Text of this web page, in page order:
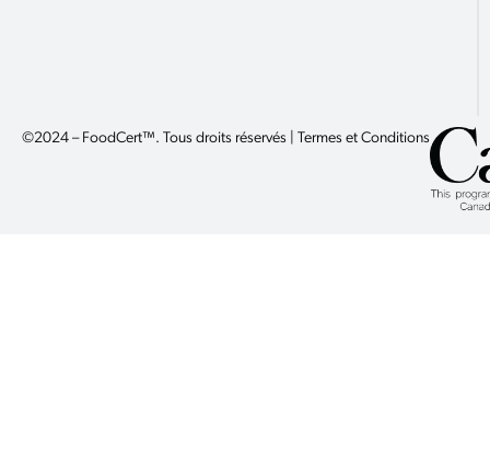
©2024 – FoodCert™. Tous droits réservés | Termes et Conditions